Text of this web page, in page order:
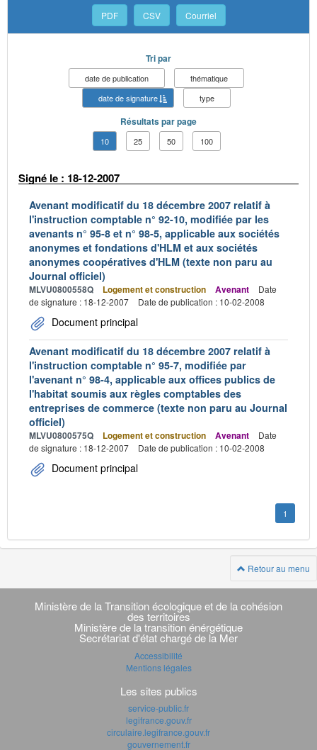
PDF CSV Courriel
Tri par
date de publication
thématique
date de signature
type
Résultats par page
10 25 50 100
Signé le : 18-12-2007
Avenant modificatif du 18 décembre 2007 relatif à
l'instruction comptable n° 92-10, modifiée par les
avenants n° 95-8 et n° 98-5, applicable aux sociétés
anonymes et fondations d'HLM et aux sociétés
anonymes coopératives d'HLM (texte non paru au
Journal officiel)
MLVU0800558Q Logement et construction Avenant
Date
de signature : 18-12-2007
Date de publication : 10-02-2008
Document principal
Avenant modificatif du 18 décembre 2007 relatif à
l'instruction comptable n° 95-7, modifiée par
l'avenant n° 98-4, applicable aux offices publics de
l'habitat soumis aux règles comptables des
entreprises de commerce (texte non paru au Journal
officiel)
MLVU0800575Q Logement et construction Avenant
Date
de signature : 18-12-2007
Date de publication : 10-02-2008
Document principal
1
Retour au menu
Navigation
transverse
Ministère de la Transition écologique et de la cohésion
des territoires
Ministère de la transition énérgétique
Secrétariat d'état chargé de la Mer
Accessibilité
Mentions légales
Les sites publics
service-public.fr
legifrance.gouv.fr
circulaire.legifrance.gouv.fr
gouvernement.fr